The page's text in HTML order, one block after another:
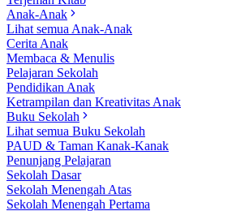
Anak-Anak
Lihat semua Anak-Anak
Cerita Anak
Membaca & Menulis
Pelajaran Sekolah
Pendidikan Anak
Ketrampilan dan Kreativitas Anak
Buku Sekolah
Lihat semua Buku Sekolah
PAUD & Taman Kanak-Kanak
Penunjang Pelajaran
Sekolah Dasar
Sekolah Menengah Atas
Sekolah Menengah Pertama